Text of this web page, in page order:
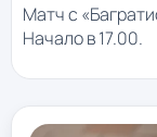
Матч с
Начало в 17.00.